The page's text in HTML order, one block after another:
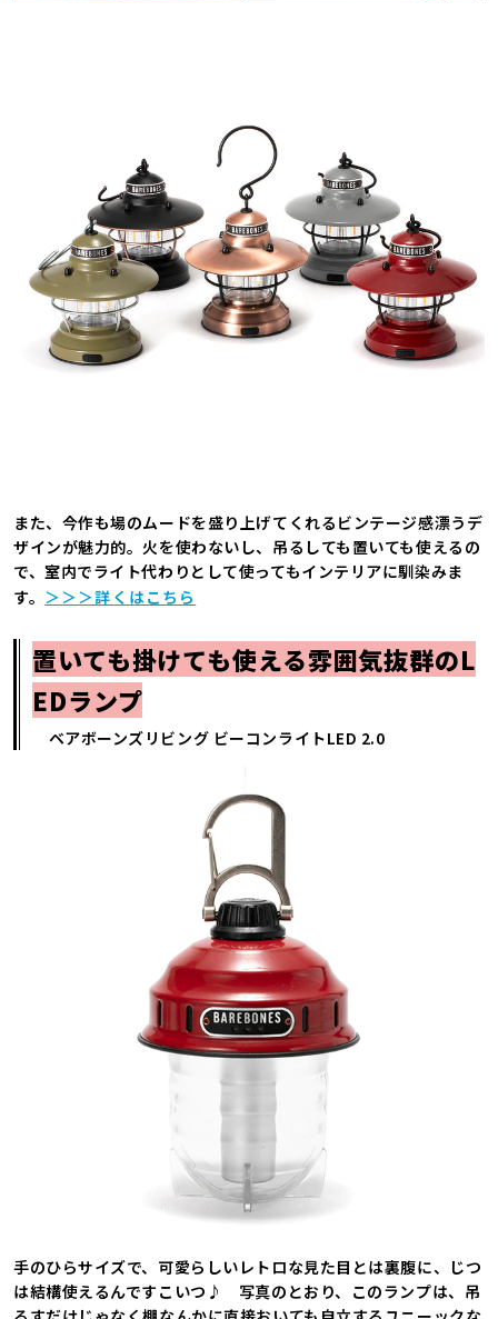
また、今作も場のムードを盛り上げてくれるビンテージ感漂うデ
ザインが魅力的。火を使わないし、吊るしても置いても使えるの
で、室内でライト代わりとして使ってもインテリアに馴染みま
す。 ＞＞＞詳くはこちら
置いても掛けても使える雰囲気抜群のL
EDランプ
ベアボーンズリビング ビーコンライトLED 2.0
手のひらサイズで、可愛らしいレトロな見た目とは裏腹に、じつ
は結構使えるんですこいつ♪ 写真のとおり、このランプは、吊